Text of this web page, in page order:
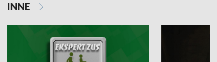
INNE